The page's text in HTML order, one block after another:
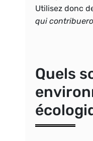
Utilisez donc
qui
Quels